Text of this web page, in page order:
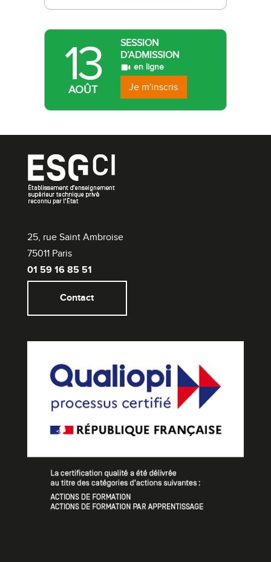
13
AOÛT
SESSION
D’ADMISSION
en ligne
Je m'inscris
25, rue Saint Ambroise
75011 Paris
01 59 16 85 51
Contact